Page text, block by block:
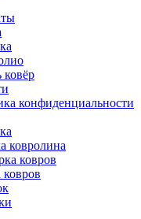
ковёр
конфиденциальности
ковролина
ковров